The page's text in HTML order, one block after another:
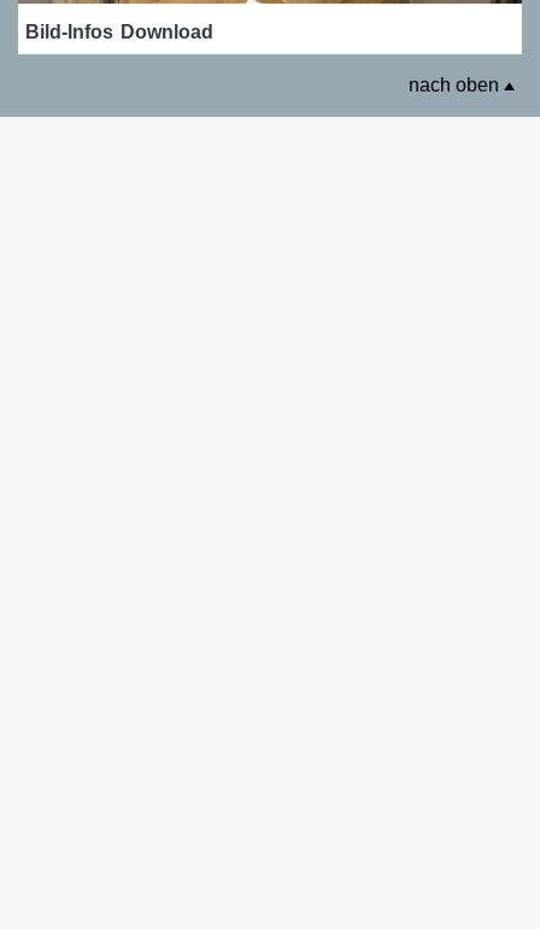
Bild-Infos Download
nach oben